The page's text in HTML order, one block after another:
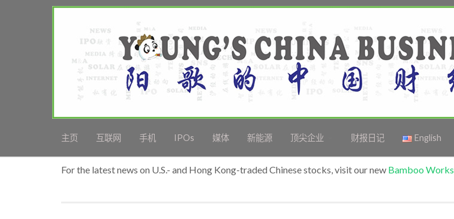
主页 互联网 手机 IPOs 媒体 新能源 顶尖企业 财报日记 English
For the latest news on U.S.- and Hong Kong-traded Chinese stocks, visit our new Bamboo Works